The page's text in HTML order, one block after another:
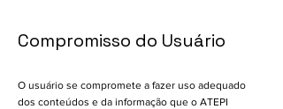
Compromisso do Usuário
O usuário se compromete a fazer uso adequado
dos conteúdos e da informação que o ATEPI